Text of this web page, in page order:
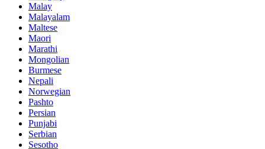
Malay
Malayalam
Maltese
Maori
Marathi
Mongolian
Burmese
Nepali
Norwegian
Pashto
Persian
Punjabi
Serbian
Sesotho